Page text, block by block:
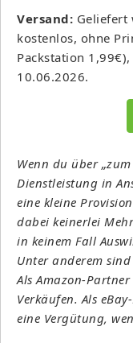
Versand: Geliefert
kostenlos, ohne
Packstation
10.06.2026.
Wenn du über
Dienstleistung in
eine kleine
dabei keinerlei
in keinem Fall
Unter anderem
Als Amazon-
Verkäufen. Als
eine Vergütung,